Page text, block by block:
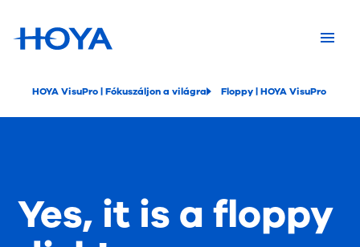
HOYA VisuPro | Fókuszáljon a világra Floppy | HOYA VisuPro
Yes, it is a floppy